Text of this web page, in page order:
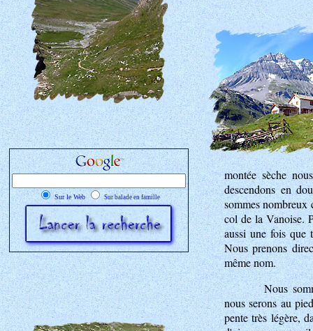
Sur le Web Sur balade en famille
montée sèche
descendons en
sommes nombreux
col de la Vanoise.
aussi une fois que
Nous prenons
même nom.
Nous
nous serons au
pente très légère,